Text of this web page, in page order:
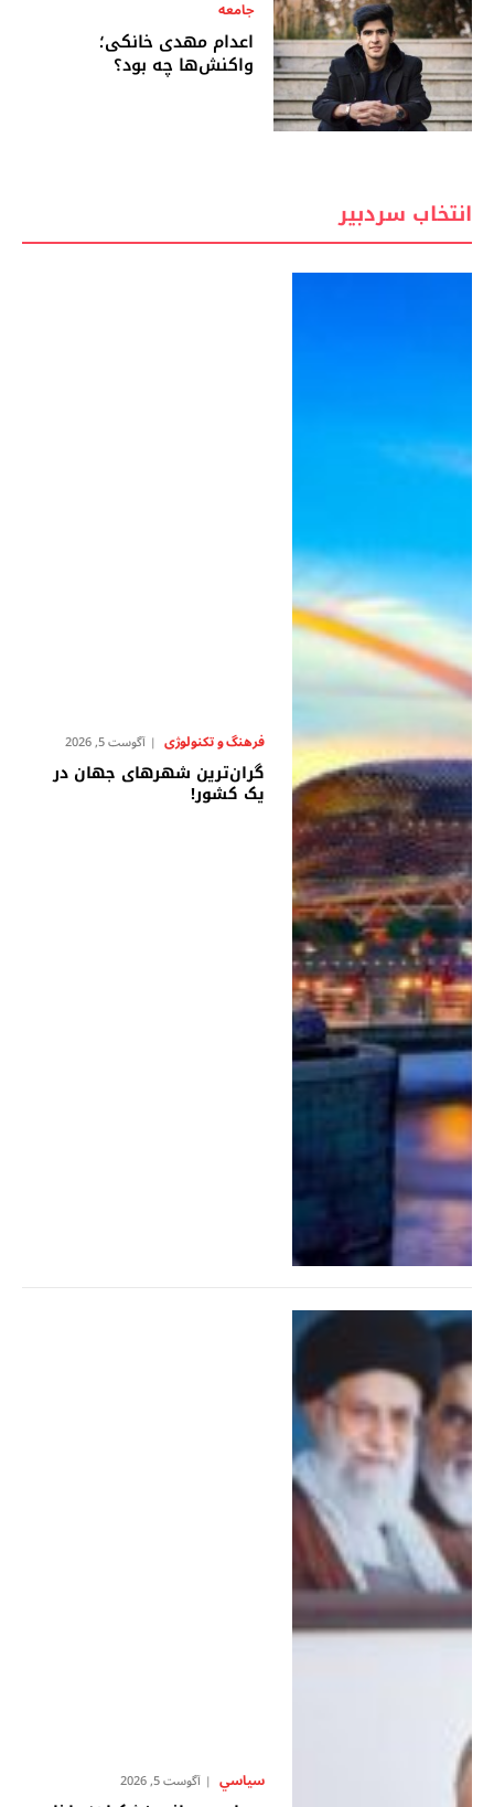
جامعه
اعدام مهدی خانکی؛
واکنش‌ها چه بود؟
انتخاب سردبیر
فرهنگ و تکنولوژی آگوست 5, 2026
گران‌ترین شهرهای جهان در
یک کشور!
سياسي آگوست 5, 2026